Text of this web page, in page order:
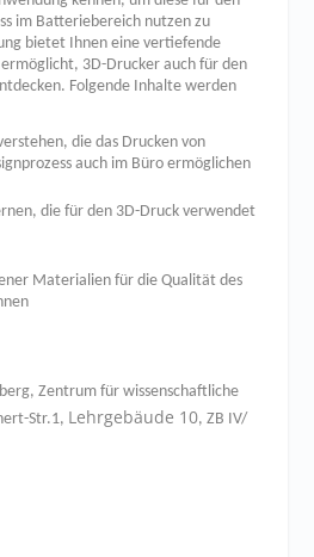
im Batteriebereich nutzen zu
bietet Ihnen eine vertiefende
3D-Drucker auch für den
Folgende Inhalte werden
die das Drucken von
auch im Büro ermöglichen
die für den 3D-Druck verwendet
Materialien für die Qualität des
Zentrum für wissenschaftliche
Str.1, Lehrgebäude 10, ZB IV/